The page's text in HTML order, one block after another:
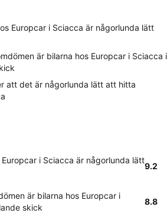
Europcar i Sciacca är någorlunda lätt
är bilarna hos Europcar i Sciacca i
att det är någorlunda lätt att hitta
i Sciacca är någorlunda lätt
9.2
är bilarna hos Europcar i
skick
8.8